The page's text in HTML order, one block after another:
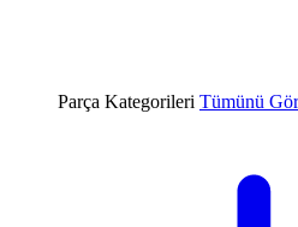
Parça Kategorileri Tümünü Gör